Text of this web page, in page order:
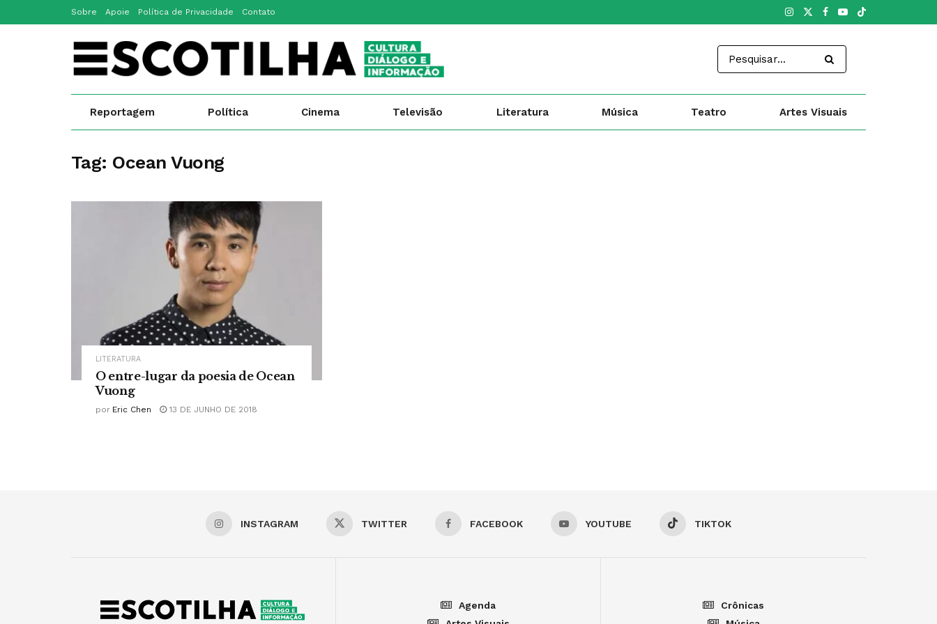
Sobre Apoie Política de Privacidade Contato
Reportagem Política Cinema Televisão Literatura Música Teatro Artes Visuais
Tag: Ocean Vuong
LITERATURA
O entre-lugar da poesia de Ocean
Vuong
por Eric Chen 13 DE JUNHO DE 2018
INSTAGRAM TWITTER FACEBOOK YOUTUBE TIKTOK
Agenda
Crônicas